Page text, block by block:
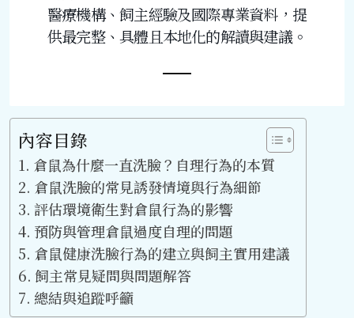
醫療機構、飼主經驗及國際專業資料，提
供最完整、具體且本地化的解讀與建議。
內容目錄
倉鼠為什麼一直洗臉？自理行為的本質
倉鼠洗臉的常見誘發情境與行為細節
評估環境衛生對倉鼠行為的影響
預防與管理倉鼠過度自理的問題
倉鼠健康洗臉行為的建立與飼主實用建議
飼主常見疑問與問題解答
總結與追蹤呼籲